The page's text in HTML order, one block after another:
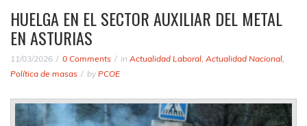
HUELGA EN EL SECTOR AUXILIAR DEL METAL
EN ASTURIAS
11/03/2026 0 Comments in Actualidad Laboral Actualidad Nacional
Política de masas
by PCOE